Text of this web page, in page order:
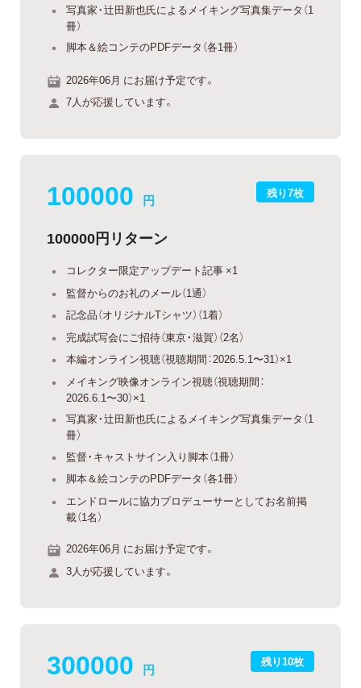
写真家・辻田新也氏によるメイキング写真集データ（1
冊）
脚本＆絵コンテのPDFデータ（各1冊）
2026年06月 にお届け予定です。
7人が応援しています。
残り7枚
100000 円
100000円リターン
コレクター限定アップデート記事 ×1
監督からのお礼のメール（1通）
記念品（オリジナルTシャツ）（1着）
完成試写会にご招待（東京・滋賀）（2名）
本編オンライン視聴（視聴期間：2026.5.1〜31）×1
メイキング映像オンライン視聴（視聴期間：
2026.6.1〜30）×1
写真家・辻田新也氏によるメイキング写真集データ（1
冊）
監督・キャストサイン入り脚本（1冊）
脚本＆絵コンテのPDFデータ（各1冊）
エンドロールに協力プロデューサーとしてお名前掲
載（1名）
2026年06月 にお届け予定です。
3人が応援しています。
残り10枚
300000 円